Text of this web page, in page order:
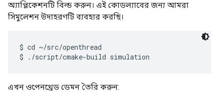
অ্যাপ্লিকেশনটি বিল্ড করুন। এই কোডল্যাবের জন্য আমরা
সিমুলেশন উদাহরণটি ব্যবহার করছি।
$ cd ~/src/openthread
এখন ওপেনথ্রেড ডেমন তৈরি করুন: